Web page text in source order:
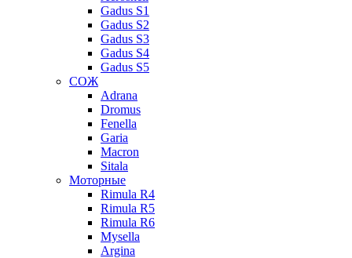
Gadus S1
Gadus S2
Gadus S3
Gadus S4
Gadus S5
СОЖ
Adrana
Dromus
Fenella
Garia
Macron
Sitala
Моторные
Rimula R4
Rimula R5
Rimula R6
Mysella
Argina